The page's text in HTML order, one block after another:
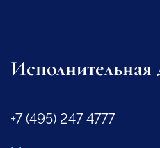
Исполнительная
+7 (495) 247 4777